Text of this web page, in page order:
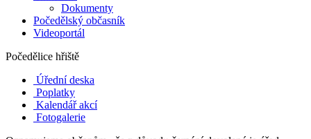
Dokumenty
Počedělský občasník
Videoportál
Počedělice hřiště
Úřední deska
Poplatky
Kalendář akcí
Fotogalerie